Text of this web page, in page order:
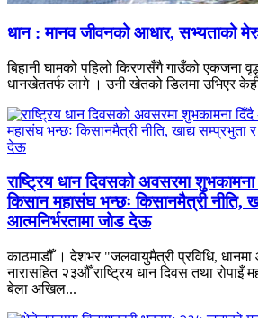
धान : मानव जीवनको आधार, सभ्यताको
बिहानी घामको पहिलो किरणसँगै गाउँको एकजना
धानखेततर्फ लागे । उनी खेतको डिलमा उभिएर
राष्ट्रिय धान दिवसको अवसरमा
किसान महासंघ भन्छः किसानमैत्री नीति,
आत्मनिर्भरतामा जोड देऊ
काठमाडौँ । देशभर "जलवायुमैत्री प्रविधि, धानमा
नारासहित २३औँ राष्ट्रिय धान दिवस तथा रोपाइँ
बेला अखिल...